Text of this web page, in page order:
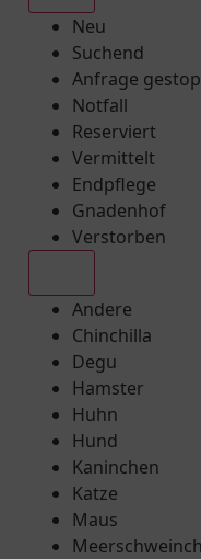
Neu
Suchend
Anfrage
Notfall
Reserviert
Vermittelt
Endpflege
Gnadenhof
Verstorben
Andere
Chinchilla
Degu
Hamster
Huhn
Hund
Kaninchen
Katze
Maus